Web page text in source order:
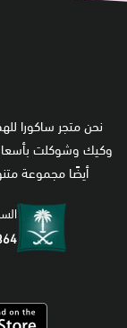
نحن متجر ساكورا
وكيك وشوكلت بأسعار
أيضًا مجموعة